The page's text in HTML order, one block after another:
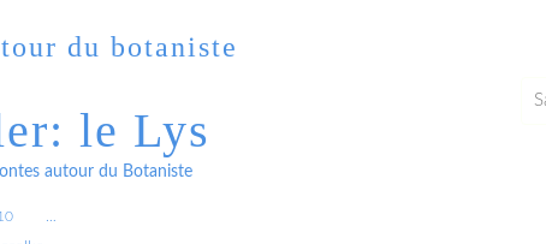
du botaniste
le Lys
autour du Botaniste